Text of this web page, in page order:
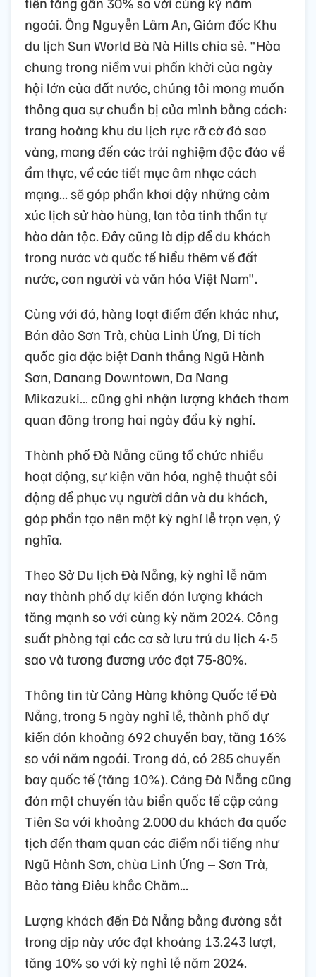
ngoái. Ông Nguyễn Lâm An, Giám đốc Khu
du lịch Sun World Bà Nà Hills chia sẻ. "Hòa
chung trong niềm vui phấn khởi của ngày
hội lớn của đất nước, chúng tôi mong muốn
thông qua sự chuẩn bị của mình bằng cách:
trang hoàng khu du lịch rực rỡ cờ đỏ sao
vàng, mang đến các trải nghiệm độc đáo về
ẩm thực, về các tiết mục âm nhạc cách
mạng... sẽ góp phần khơi dậy những cảm
xúc lịch sử hào hùng, lan tỏa tinh thần tự
hào dân tộc. Đây cũng là dịp để du khách
trong nước và quốc tế hiểu thêm về đất
nước, con người và văn hóa Việt Nam".
Cùng với đó, hàng loạt điểm đến khác như,
Bán đảo Sơn Trà, chùa Linh Ứng, Di tích
quốc gia đặc biệt Danh thắng Ngũ Hành
Sơn, Danang Downtown, Da Nang
Mikazuki… cũng ghi nhận lượng khách tham
quan đông trong hai ngày đầu kỳ nghỉ.
Thành phố Đà Nẵng cũng tổ chức nhiều
hoạt động, sự kiện văn hóa, nghệ thuật sôi
động để phục vụ người dân và du khách,
góp phần tạo nên một kỳ nghỉ lễ trọn vẹn, ý
nghĩa.
Theo Sở Du lịch Đà Nẵng, kỳ nghỉ lễ năm
nay thành phố dự kiến đón lượng khách
tăng mạnh so với cùng kỳ năm 2024. Công
suất phòng tại các cơ sở lưu trú du lịch 4-5
sao và tương đương ước đạt 75-80%.
Thông tin từ Cảng Hàng không Quốc tế Đà
Nẵng, trong 5 ngày nghỉ lễ, thành phố dự
kiến đón khoảng 692 chuyến bay, tăng 16%
so với năm ngoái. Trong đó, có 285 chuyến
bay quốc tế (tăng 10%). Cảng Đà Nẵng cũng
đón một chuyến tàu biển quốc tế cập cảng
Tiên Sa với khoảng 2.000 du khách đa quốc
tịch đến tham quan các điểm nổi tiếng như
Ngũ Hành Sơn, chùa Linh Ứng – Sơn Trà,
Bảo tàng Điêu khắc Chăm...
Lượng khách đến Đà Nẵng bằng đường sắt
trong dịp này ước đạt khoảng 13.243 lượt,
tăng 10% so với kỳ nghỉ lễ năm 2024.